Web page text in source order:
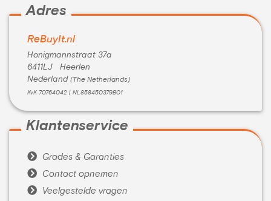
Adres
ReBuyIt.nl
Honigmannstraat 37a
6411LJ Heerlen
Nederland (The Netherlands)
KvK 70764042 | NL858450379B01
Klantenservice
 Grades & Garanties
 Contact opnemen
 Veelgestelde vragen